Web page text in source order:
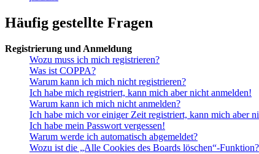
Häufig gestellte Fragen
Registrierung und Anmeldung
Wozu muss ich mich registrieren?
Was ist COPPA?
Warum kann ich mich nicht registrieren?
Ich habe mich registriert, kann mich aber nicht anmelden!
Warum kann ich mich nicht anmelden?
Ich habe mich vor einiger Zeit registriert, kann mich aber
Ich habe mein Passwort vergessen!
Warum werde ich automatisch abgemeldet?
Wozu ist die „Alle Cookies des Boards löschen“-Funktion?